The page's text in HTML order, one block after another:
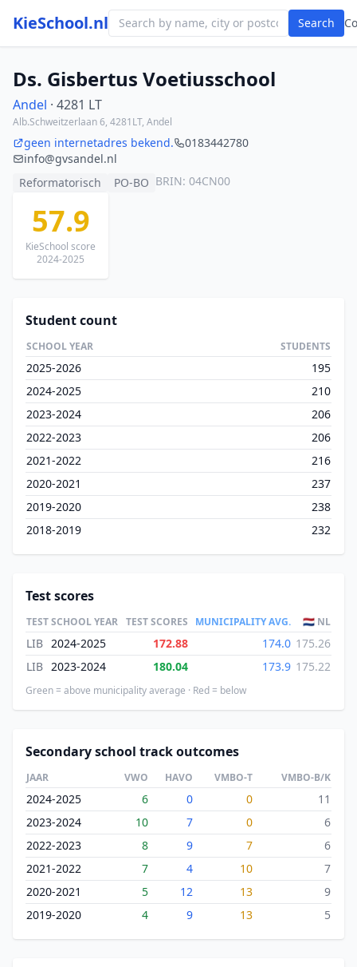
KieSchool.nl Search
Ds. Gisbertus Voetiusschool
Andel · 4281 LT
Alb.Schweitzerlaan 6, 4281LT, Andel
geen internetadres bekend.
0183442780
info@gvsandel.nl
Reformatorisch
PO-BO BRIN: 04CN00
57.9
KieSchool score
2024-2025
Student count
SCHOOL YEAR STUDENTS
2025-2026
195
2024-2025
210
2023-2024
206
2022-2023
206
2021-2022
216
2020-2021
237
2019-2020
238
2018-2019
232
Test scores
TESTSCHOOL YEAR TEST SCORES MUNICIPALITY AVG. 🇳🇱 NL
LIB 2024-2025 172.88 174.0 175.26
LIB 2023-2024 180.04 173.9 175.22
Green = above municipality average · Red = below
Secondary school track outcomes
JAAR VWO HAVO VMBO-T VMBO-B/K
2024-2025 6 0 0
11
2023-2024
10 7 0
6
2022-2023
8 9 7
6
2021-2022
7 4 10
7
2020-2021
5 12 13
9
2019-2020
4 9 13 5